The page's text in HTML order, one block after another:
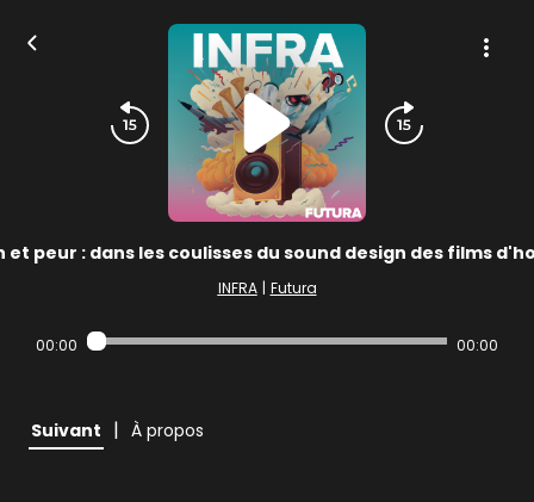
et peur : dans les coulisses du sound design des films
INFRA | Futura
00:00 00:00
Suivant | À propos